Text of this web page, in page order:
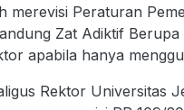
merevisi Peraturan
Zat Adiktif
apabila hanya
Rektor Universitas